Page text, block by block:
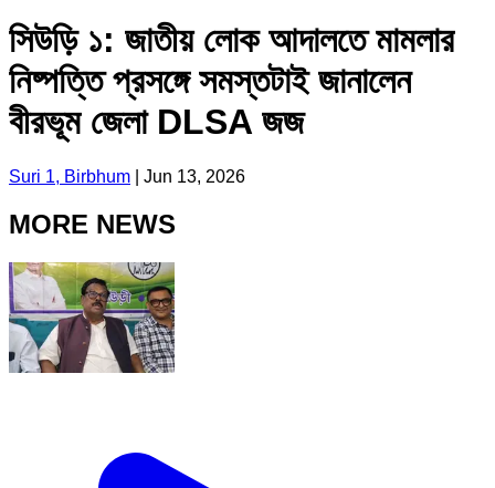
সিউড়ি ১: জাতীয় লোক আদালতে মামলার
নিষ্পত্তি প্রসঙ্গে সমস্তটাই জানালেন
বীরভূম জেলা DLSA জজ
Suri 1, Birbhum Jun 13, 2026
MORE NEWS